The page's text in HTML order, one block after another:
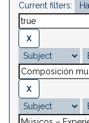
Current filters: